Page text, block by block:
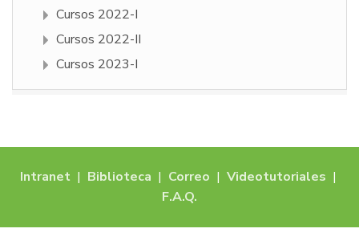
Cursos 2022-I
Cursos 2022-II
Cursos 2023-I
Intranet| Biblioteca | Correo | Videotutoriales |
F.A.Q.